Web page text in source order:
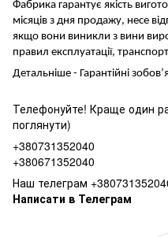
Фабрика гарантує якість
місяців з дня продажу, несе
якщо вони виникли з вини
правил експлуатації,
Детальніше - Гарантійні
Телефонуйте! Краще один
поглянути)
+380731352040
+380671352040
Наш телеграм
Написати в Телеграм